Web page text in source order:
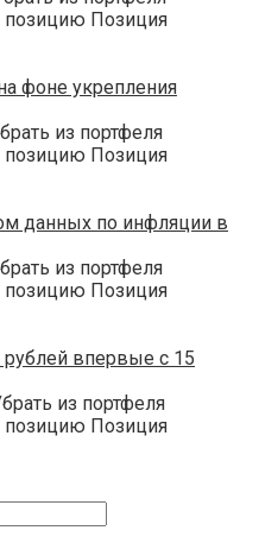
позицию Позиция
фоне укрепления
из портфеля
позицию Позиция
данных по инфляции в
из портфеля
позицию Позиция
рублей впервые с 15
из портфеля
позицию Позиция